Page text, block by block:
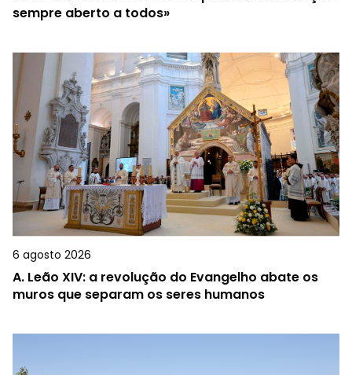
sempre aberto a todos»
6 agosto 2026
A. Leão XIV: a revolução do Evangelho abate os
muros que separam os seres humanos